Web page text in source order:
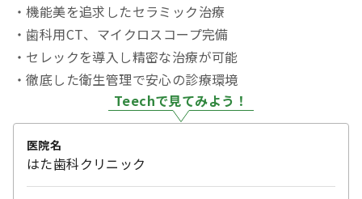
・機能美を追求したセラミック治療
・歯科用CT、マイクロスコープ完備
・セレックを導入し精密な治療が可能
・徹底した衛生管理で安心の診療環境
Teechで見てみよう！
医院名
はた歯科クリニック